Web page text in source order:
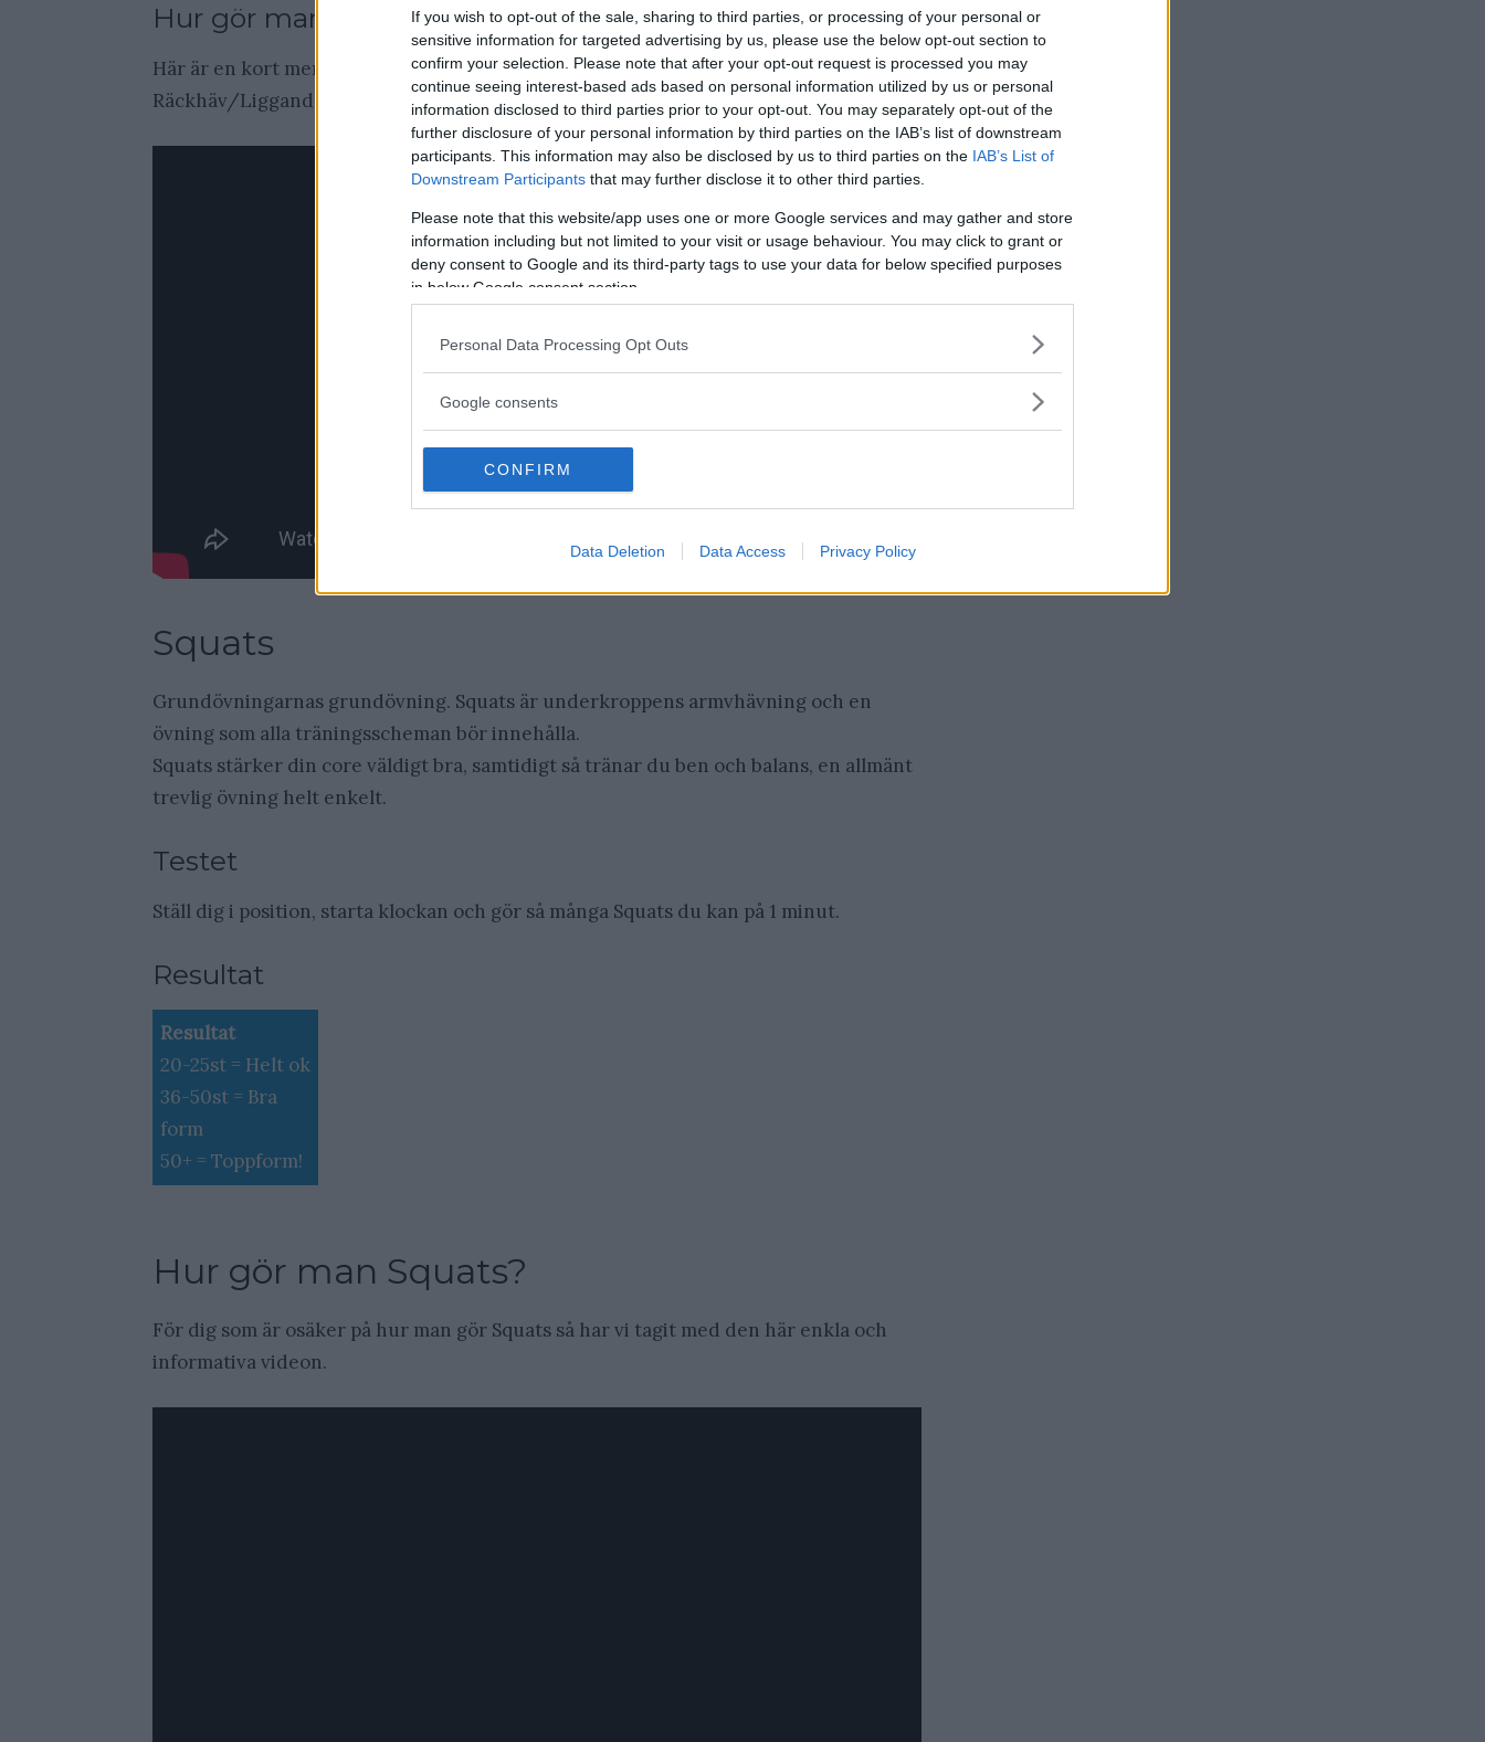
If you wish to opt-out of the sale, sharing to third parties, or processing of your personal or
sensitive information for targeted advertising by us, please use the below opt-out section to
confirm your selection. Please note that after your opt-out request is processed you may
continue seeing interest-based ads based on personal information utilized by us or personal
information disclosed to third parties prior to your opt-out. You may separately opt-out of the
further disclosure of your personal information by third parties on the IAB’s list of downstream
participants. This information may also be disclosed by us to third parties on the IAB’s List of
Downstream Participants that may further disclose it to other third parties.
Please note that this website/app uses one or more Google services and may gather and store
information including but not limited to your visit or usage behaviour. You may click to grant or
deny consent to Google and its third-party tags to use your data for below specified purposes
in below Google consent section.
Personal Data Processing Opt Outs
Google consents
CONFIRM
Data Deletion Data Access Privacy Policy
Hur gör man Räckhäv/Liggande Pull Ups?
Här är en kort men informativ video som visar hur du gör korrekta
Räckhäv/Liggande Pull Ups.
Squats
Grundövningarnas grundövning. Squats är underkroppens armvhävning och en
övning som alla träningsscheman bör innehålla.
Squats stärker din core väldigt bra, samtidigt så tränar du ben och balans, en allmänt
trevlig övning helt enkelt.
Testet
Ställ dig i position, starta klockan och gör så många Squats du kan på 1 minut.
Resultat
Resultat
20-25st = Helt ok
36-50st = Bra
form
50+ = Toppform!
Hur gör man Squats?
För dig som är osäker på hur man gör Squats så har vi tagit med den här enkla och
informativa videon.